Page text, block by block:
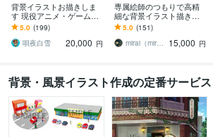
背景イラストお描きしま
す 現役アニメ・ゲーム背
景絵師が背景イラストを
お描きします！
5.0 (199)
唄夜白雪
20,000 円
専属絵師のつもりで高精
細な背景イラスト描きま
す 実績多数！高品質イラ
ストで差別化のお手伝い
をさせて下さい。
5.0 (151)
mirai（mirama）
15,000 円
背景・風景イラスト作成の定番サービス